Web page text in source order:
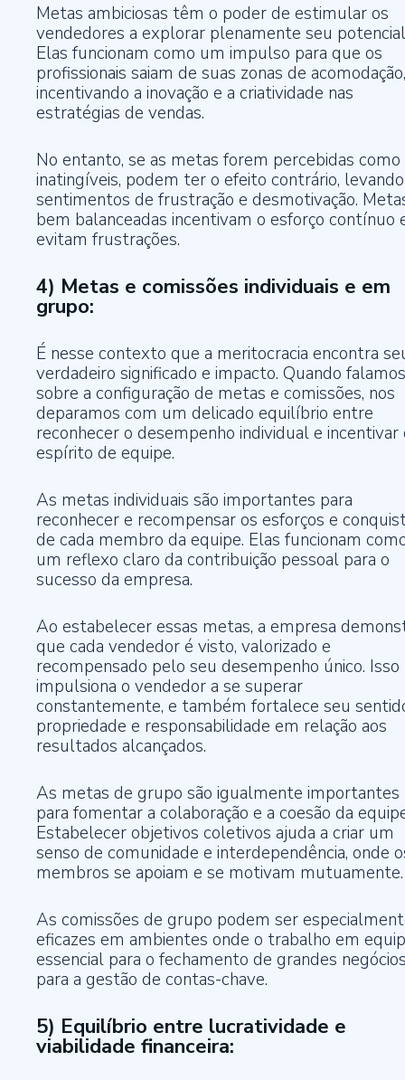
Metas ambiciosas têm o poder de estimular os
vendedores a explorar plenamente seu
Elas funcionam como um impulso para que os
profissionais saiam de suas zonas de acomodação,
incentivando a inovação e a criatividade nas
estratégias de vendas.
No entanto, se as metas forem percebidas como
inatingíveis, podem ter o efeito contrário,
sentimentos de frustração e desmotivação.
bem balanceadas incentivam o esforço contínuo
evitam frustrações.
4) Metas e comissões individuais e em
grupo:
É nesse contexto que a meritocracia encontra
verdadeiro significado e impacto. Quando falamos
sobre a configuração de metas e comissões, nos
deparamos com um delicado equilíbrio entre
reconhecer o desempenho individual e incentivar
espírito de equipe.
As metas individuais são importantes para
reconhecer e recompensar os esforços e
de cada membro da equipe. Elas funcionam
um reflexo claro da contribuição pessoal para o
sucesso da empresa.
Ao estabelecer essas metas, a empresa
que cada vendedor é visto, valorizado e
recompensado pelo seu desempenho único. Isso
impulsiona o vendedor a se superar
constantemente, e também fortalece seu
propriedade e responsabilidade em relação aos
resultados alcançados.
As metas de grupo são igualmente importantes
para fomentar a colaboração e a coesão da
Estabelecer objetivos coletivos ajuda a criar um
senso de comunidade e interdependência, onde
membros se apoiam e se motivam mutuamente.
As comissões de grupo podem ser
eficazes em ambientes onde o trabalho em
essencial para o fechamento de grandes
para a gestão de contas-chave.
5) Equilíbrio entre lucratividade e
viabilidade financeira: